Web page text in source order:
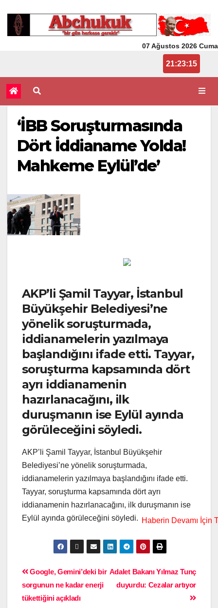
07 Ağustos 2026 Cuma
9:23:15 PM
‘İBB Soruşturmasında
Dört İddianame Yolda!
Mahkeme Eylül’de’
AKP’li Şamil Tayyar, İstanbul
Büyükşehir Belediyesi’ne
yönelik soruşturmada,
iddianamelerin yazılmaya
başlandığını ifade etti. Tayyar,
soruşturma kapsamında dört
ayrı iddianamenin
hazırlanacağını, ilk
duruşmanın ise Eylül ayında
görüleceğini söyledi.
AKP’li Şamil Tayyar, İstanbul Büyükşehir
Belediyesi’ne yönelik soruşturmada,
iddianamelerin yazılmaya başlandığını ifade etti.
Tayyar, soruşturma kapsamında dört ayrı
iddianamenin hazırlanacağını, ilk duruşmanın ise
Eylül ayında görüleceğini söyledi.
Adalet Bakanı Yılmaz Tunç
duyurdu: Cezalar artıyor
Google, Gemini’deki bir
sorgunun ne kadar enerji
tükettiğini açıkladı